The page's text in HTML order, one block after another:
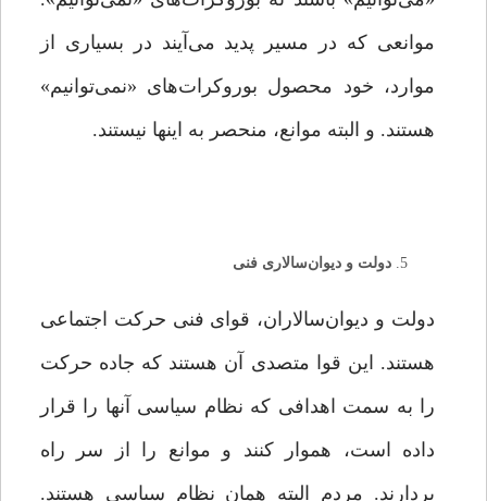
موانعی که در مسیر پدید می‌آیند در بسیاری از
موارد، خود محصول بوروکرات‌های «نمی‌توانیم»
هستند. و البته موانع، منحصر به اینها نیستند.
دولت و دیوان‌سالاری فنی
دولت و دیوان‌سالاران، قوای فنی حرکت اجتماعی
هستند. این قوا متصدی آن هستند که جاده حرکت
را به سمت اهدافی که نظام سیاسی آنها را قرار
داده است، هموار کنند و موانع را از سر راه
بردارند. مردم البته همان نظام سیاسی هستند.